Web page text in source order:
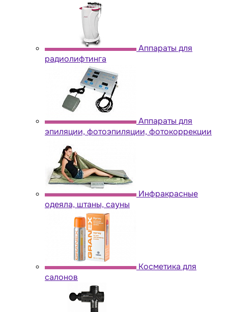
Аппараты для
радиолифтинга
Аппараты для
эпиляции, фотоэпиляции, фотокоррекции
Инфракрасные
одеяла, штаны, сауны
Косметика для
салонов